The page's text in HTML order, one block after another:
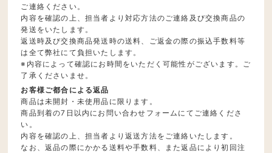
ご連絡ください。
内容を確認の上、担当者より対応方法のご連絡及び交換商品の
発送をいたします。
返送時及び交換商品発送時の送料、ご返金の際の振込手数料等
は全て弊社にて負担いたします。
※内容によって確認にお時間をいただく可能性がございます。ご
了承くださいませ。
お客様ご都合による返品
商品は未開封・未使用品に限ります。
商品到着の7日以内にお問い合わせフォームにてご連絡くださ
い。
内容を確認の上、担当者より返送方法をご連絡いたします。
なお、返品の際にかかる送料や手数料、また返品により初回注